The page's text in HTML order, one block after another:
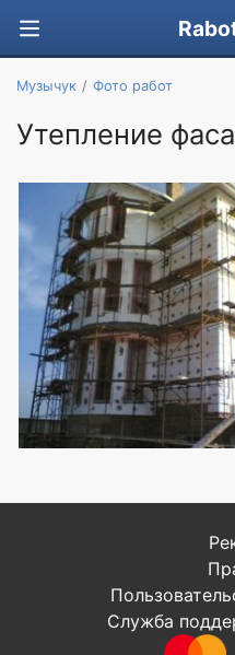
Музычук Фото работ
Утепление
Служба